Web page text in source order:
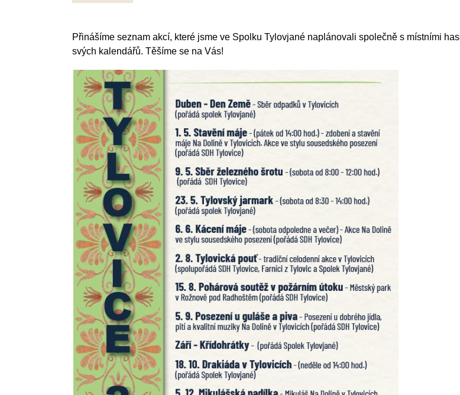
Přinášíme seznam akcí, které jsme ve Spolku Tylovjané naplánovali společně s místními
svých kalendářů. Těšíme se na Vás!